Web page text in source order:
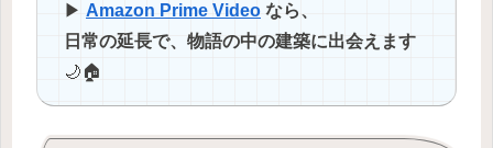
▶︎ Amazon Prime Video なら、
日常の延長で、物語の中の建築に出会えます
🌙🏠